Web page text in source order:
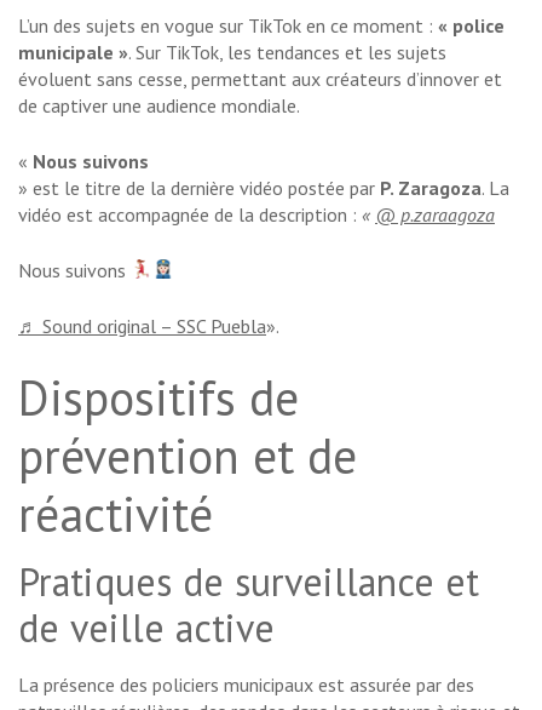
L’un des sujets en vogue sur TikTok en ce moment : « police
municipale ». Sur TikTok, les tendances et les sujets
évoluent sans cesse, permettant aux créateurs d’innover et
de captiver une audience mondiale.
« Nous suivons
» est le titre de la dernière vidéo postée par P. Zaragoza. La
vidéo est accompagnée de la description : « @ p.zaraagoza
Nous suivons
♬ Sound original – SSC Puebla».
Dispositifs de
prévention et de
réactivité
Pratiques de surveillance et
de veille active
La présence des policiers municipaux est assurée par des